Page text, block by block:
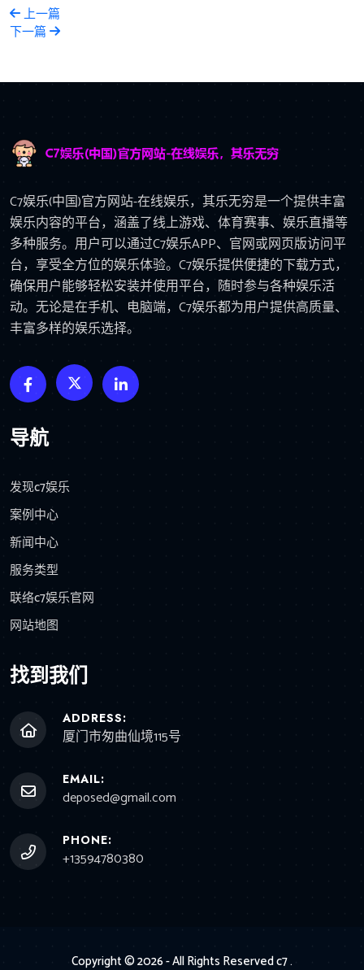
上一篇
下一篇
C7娱乐(中国)官方网站-在线娱乐，其乐无穷是一个提供丰富
娱乐内容的平台，涵盖了线上游戏、体育赛事、娱乐直播等
多种服务。用户可以通过C7娱乐APP、官网或网页版访问平
台，享受全方位的娱乐体验。C7娱乐提供便捷的下载方式，
确保用户能够轻松安装并使用平台，随时参与各种娱乐活
动。无论是在手机、电脑端，C7娱乐都为用户提供高质量、
丰富多样的娱乐选择。
导航
发现c7娱乐
案例中心
新闻中心
服务类型
联络c7娱乐官网
网站地图
找到我们
ADDRESS:
厦门市匆曲仙境115号
EMAIL:
deposed@gmail.com
PHONE:
+13594780380
Copyright © 2026 - All Rights Reservedc7.